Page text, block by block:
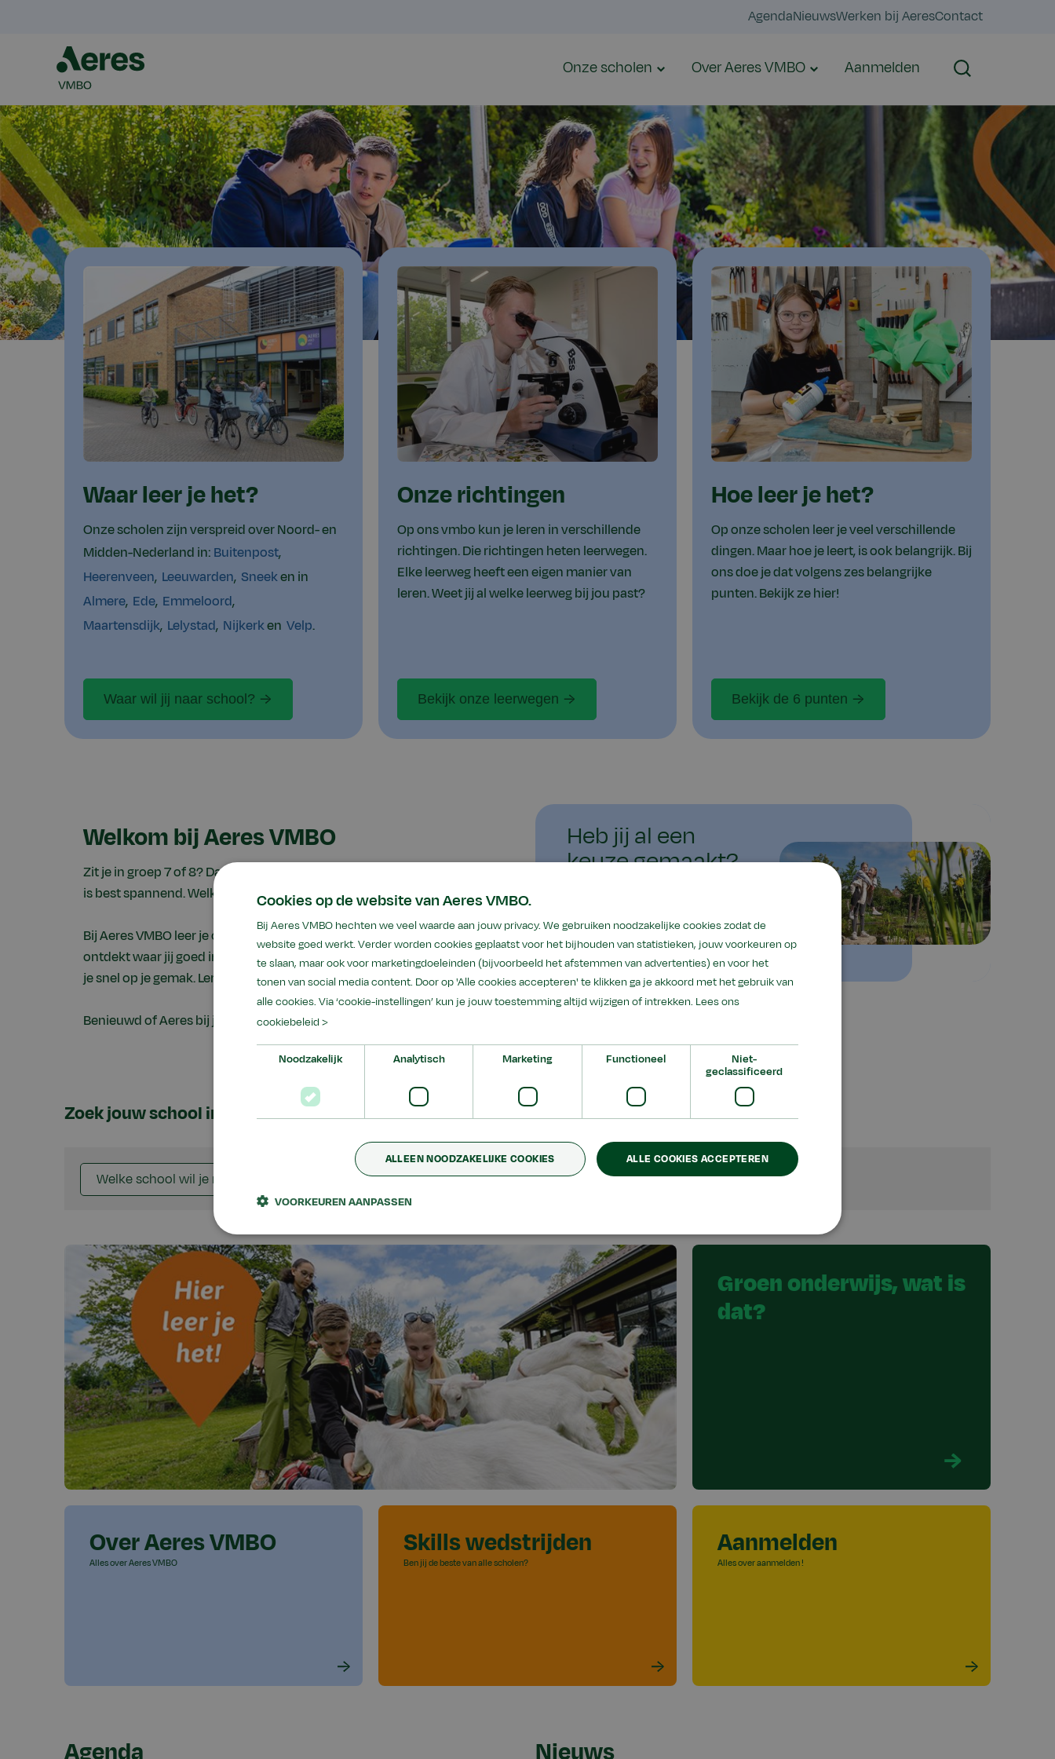
AgendaNieuwsWerken bij AeresContact
AeresVmbo Onze scholen Over Aeres VMBO Aanmelden Zoeken
Waar leer je het?
Onze scholen zijn verspreid over Noord- en
Midden-Nederland in: Buitenpost,
Heerenveen, Leeuwarden, Sneeken in
Almere, Ede, Emmeloord,
Maartensdijk, Lelystad, Nijkerken Velp.
Waar wil jij naar school?
Onze richtingen
Op ons vmbo kun je leren in verschillende
richtingen. Die richtingen heten leerwegen.
Elke leerweg heeft een eigen manier van
leren. Weet jij al welke leerweg bij jou past?
Bekijk onze leerwegen
Hoe leer je het?
Op onze scholen leer je veel verschillende
dingen. Maar hoe je leert, is ook belangrijk. Bij
ons doe je dat volgens zes belangrijke
punten. Bekijk ze hier!
Bekijk de 6 punten
Welkom bij Aeres VMBO
Zit je in groep 7 of 8? Dan ga je op zoek naar een middelbare school. Dat
is best spannend. Welke school past goed bij jou?
Bij Aeres VMBO leer je op jouw manier. Uit boeken én met je handen. Je
ontdekt waar jij goed in bent. Onze scholen zijn overzichtelijk. Je voelt
je snel op je gemak. Leraren kennen jou en helpen je als dat nodig is.
Benieuwd of Aeres bij jou past? Kijk snel verder!
Heb jij al een
keuze gemaakt?
Aanmelden
Zoek jouw school in de buurt:
Welke school wil je naartoe?
Groen onderwijs, wat is
dat?
Over Aeres VMBO
Alles over Aeres VMBO
Skills wedstrijden
Ben jij de beste van alle scholen?
Aanmelden
Alles over aanmelden !
Cookies op de website van Aeres VMBO.
Bij Aeres VMBO hechten we veel waarde aan jouw privacy. We gebruiken noodzakelijke cookies zodat de
website goed werkt. Verder worden cookies geplaatst voor het bijhouden van statistieken, jouw voorkeuren op
te slaan, maar ook voor marketingdoeleinden (bijvoorbeeld het afstemmen van advertenties) en voor het
tonen van social media content. Door op 'Alle cookies accepteren' te klikken ga je akkoord met het gebruik van
alle cookies. Via ‘cookie-instellingen’ kun je jouw toestemming altijd wijzigen of intrekken. Lees ons
cookiebeleid >
Noodzakelijk Analytisch Marketing Functioneel
Niet-
geclassificeerd
ALLE COOKIES ACCEPTEREN
ALLEEN NOODZAKELIJKE COOKIES
VOORKEUREN AANPASSEN